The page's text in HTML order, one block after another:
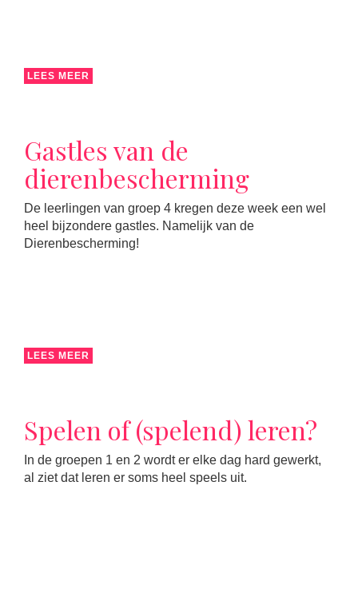
LEES MEER
Gastles van de
dierenbescherming
De leerlingen van groep 4 kregen deze week een wel
heel bijzondere gastles. Namelijk van de
Dierenbescherming!
LEES MEER
Spelen of (spelend) leren?
In de groepen 1 en 2 wordt er elke dag hard gewerkt,
al ziet dat leren er soms heel speels uit.